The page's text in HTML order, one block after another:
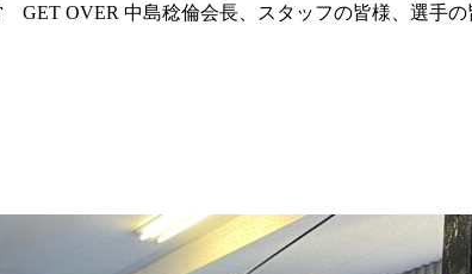
OVER 中島稔倫会長、スタッフの皆様、選手の